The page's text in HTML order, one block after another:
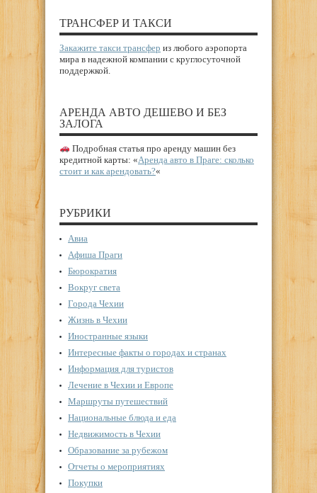
ТРАНСФЕР И ТАКСИ
Закажите такси трансфер из любого аэропорта
мира в надежной компании с круглосуточной
поддержкой.
АРЕНДА АВТО ДЕШЕВО И БЕЗ
ЗАЛОГА
Подробная статья про аренду машин без
кредитной карты: «Аренда авто в Праге: сколько
стоит и как арендовать?«
РУБРИКИ
Авиа
Афиша Праги
Бюрократия
Вокруг света
Города Чехии
Жизнь в Чехии
Иностранные языки
Интересные факты о городах и странах
Информация для туристов
Лечение в Чехии и Европе
Маршруты путешествий
Национальные блюда и еда
Недвижимость в Чехии
Образование за рубежом
Отчеты о мероприятиях
Покупки